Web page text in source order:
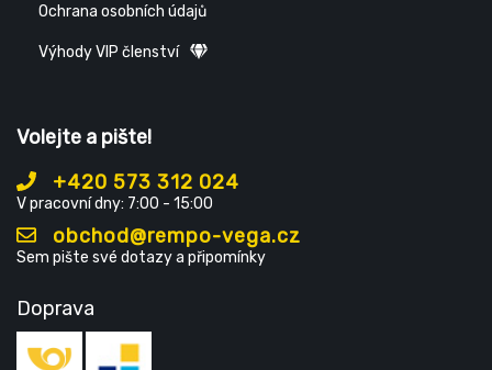
Ochrana osobních údajů
Výhody VIP členství
Volejte a pište!
+420 573 312 024
V pracovní dny: 7:00 - 15:00
obchod@rempo-vega.cz
Sem pište své dotazy a připomínky
Doprava